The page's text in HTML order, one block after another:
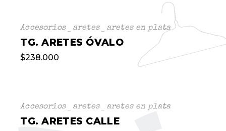
Accesorios aretes aretes en plata
TG. ARETES ÓVALO
$238.000
Accesorios aretes aretes en plata
TG. ARETES CALLE